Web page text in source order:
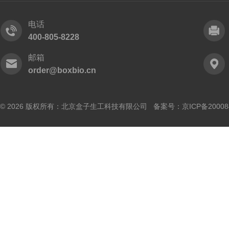
电话
400-805-8228
邮箱
order@boxbio.cn
© 2026 版权所有：北京盒子生工科技有限公司 备案号： 京ICP备